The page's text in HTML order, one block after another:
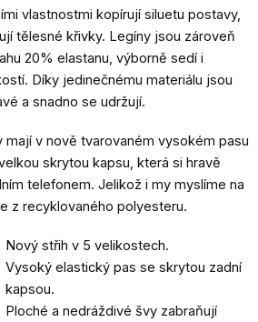
vlastnostmi kopírují siluetu postavy,
tělesné křivky. Legíny jsou zároveň
20% elastanu, výborně sedí i
Díky jedinečnému materiálu jsou
a snadno se udržují.
mají v nově tvarovaném vysokém pasu
skrytou kapsu, která si hravě
telefonem. Jelikož i my myslíme na
z recyklovaného polyesteru.
Nový střih v 5 velikostech.
Vysoký elastický pas se skrytou zadní
kapsou.
Ploché a nedráždivé švy zabraňují